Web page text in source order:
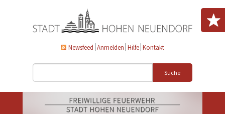
Newsfeed Anmelden Hilfe Kontakt
Suche